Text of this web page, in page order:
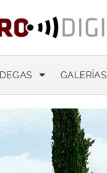
GALERÍAS